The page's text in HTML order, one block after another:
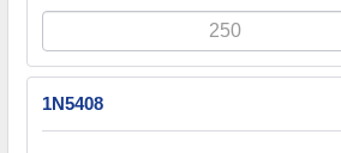
1N5408